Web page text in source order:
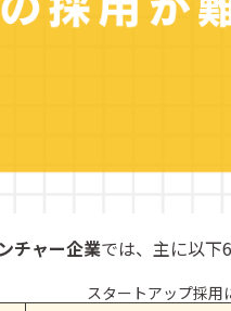
ング
チャー企業では、主に以下
スタートアップ採用